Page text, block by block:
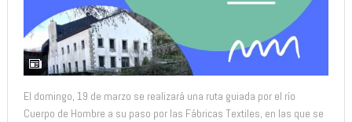
El domingo, 19 de marzo se realizará una ruta guiada por el río
Cuerpo de Hombre a su paso por las Fábricas Textiles, en las que se